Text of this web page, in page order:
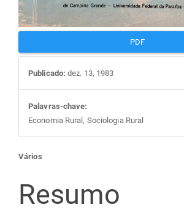
PDF
Publicado: dez. 13, 1983
Palavras-chave:
Economia Rural, Sociologia Rural
Conteúdo
do
Vários
Resumo